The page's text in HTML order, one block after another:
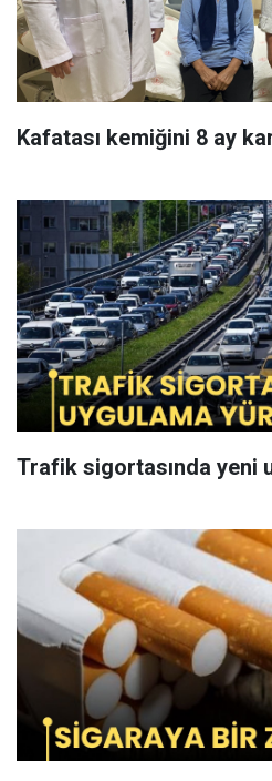
Kafatası kemiğini 8 ay
Trafik sigortasında yeni